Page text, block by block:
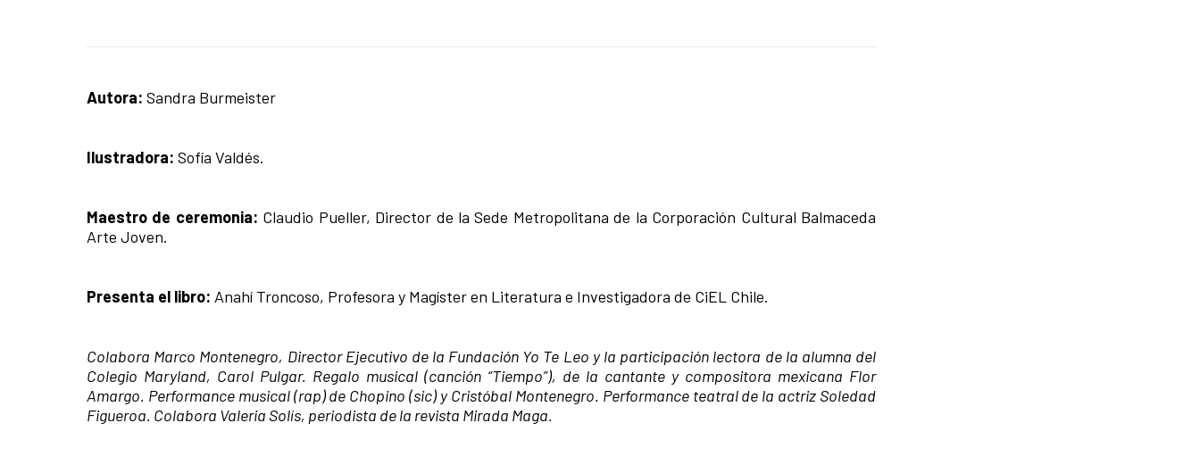
Autora: Sandra Burmeister
Ilustradora: Sofía Valdés.
Maestro de ceremonia: Claudio Pueller, Director de la Sede Metropolitana de la Corporación Cultural Balmaceda
Arte Joven.
Presenta el libro: Anahí Troncoso, Profesora y Magíster en Literatura e Investigadora de CiEL Chile.
Colabora Marco Montenegro, Director Ejecutivo de la Fundación Yo Te Leo y la participación lectora de la alumna del
Colegio Maryland, Carol Pulgar. Regalo musical (canción “Tiempo”), de la cantante y compositora mexicana Flor
Amargo. Performance musical (rap) de Chopino (sic) y Cristóbal Montenegro. Performance teatral de la actriz Soledad
Figueroa. Colabora Valeria Solís, periodista de la revista Mirada Maga.